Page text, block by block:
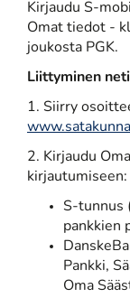
Kirjaudu S-
Omat tiedot -
joukosta PGK.
Liittyminen
1. Siirry
2. Kirjaudu
kirjautumiseen:
S-tunnus
pankkien
Pankki,
Oma